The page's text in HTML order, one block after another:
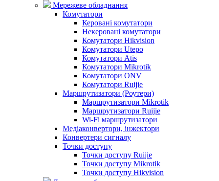
Мережеве обладнання
Комутатори
Керовані комутатори
Некеровані комутатори
Комутатори Hikvision
Комутатори Utepo
Комутатори Atis
Комутатори Mikrotik
Комутатори ONV
Комутатори Ruijie
Маршрутизатори (Роутери)
Маршрутизатори Mikrotik
Маршрутизатори Ruijie
Wi-Fi маршрутизатори
Медіаконвертори, інжектори
Конвертери сигналу
Точки доступу
Точки доступу Ruijie
Точки доступу Mikrotik
Точки доступу Hikvision